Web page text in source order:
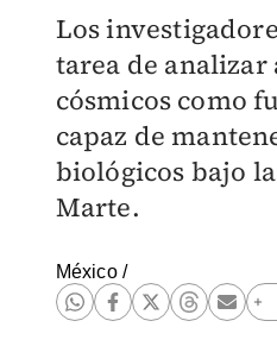
Los
tarea de analizar
cósmicos como
capaz de
biológicos bajo
Marte.
México/